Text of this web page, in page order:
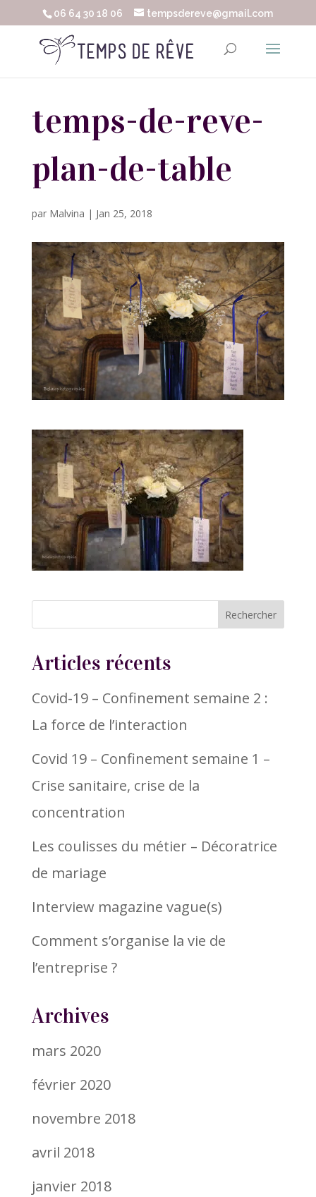
06 64 30 18 06 tempsdereve@gmail.com
temps-de-reve-
plan-de-table
par Malvina | Jan 25, 2018
Articles récents
Covid-19 – Confinement semaine 2 :
La force de l’interaction
Covid 19 – Confinement semaine 1 –
Crise sanitaire, crise de la
concentration
Les coulisses du métier – Décoratrice
de mariage
Interview magazine vague(s)
Comment s’organise la vie de
l’entreprise ?
Archives
mars 2020
février 2020
novembre 2018
avril 2018
janvier 2018